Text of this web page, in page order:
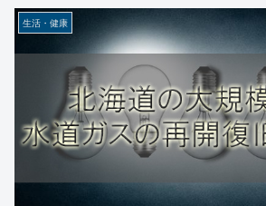
生活・健康